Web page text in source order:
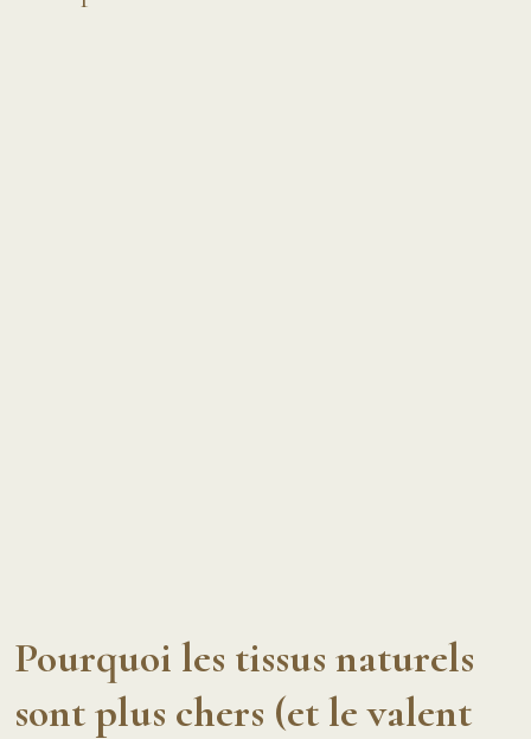
Pourquoi les tissus naturels
sont plus chers (et le valent